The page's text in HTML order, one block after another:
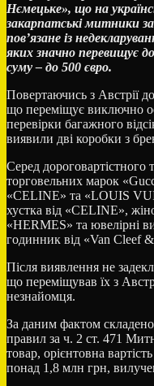
Нємецьке», що на
закарпатські митники
пов’язане із
яких значно перевищує
суму – до 500 євро.
Повертаючись з Австрії
що переміщує виключно
перевірки багажного
виявили дві коробки з
Серед
торговельних марок
«CELINE» та «LOUIS
хустка від «CELINE»,
«HERMES» та ювелірні
годинник від «Van Cleef
Після виявлення не
що переміщував їх з
незнайомця.
За даним фактом
правил за ч. 2 ст. 471
товар, орієнтовна
понад 1,8 млн грн,